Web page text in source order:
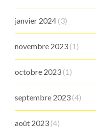
janvier 2024 (3)
novembre 2023 (1)
octobre 2023 (1)
septembre 2023 (4)
août 2023 (4)